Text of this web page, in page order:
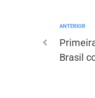
ANTERIOR
Brasil